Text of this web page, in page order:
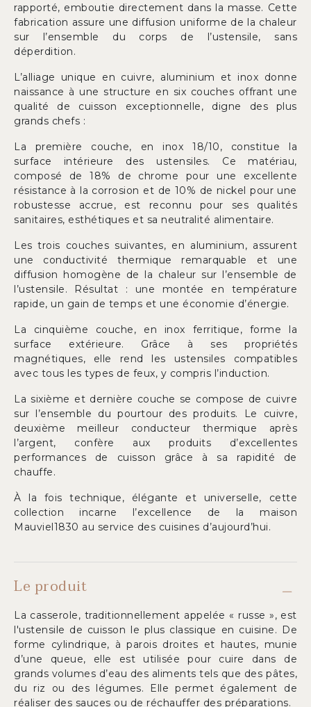
rapporté, emboutie directement dans la masse. Cette
fabrication assure une diffusion uniforme de la chaleur
sur l’ensemble du corps de l’ustensile, sans
déperdition.
L’alliage unique en cuivre, aluminium et inox donne
naissance à une structure en six couches offrant une
qualité de cuisson exceptionnelle, digne des plus
grands chefs :
La première couche, en inox 18/10, constitue la
surface intérieure des ustensiles. Ce matériau,
composé de 18% de chrome pour une excellente
résistance à la corrosion et de 10% de nickel pour une
robustesse accrue, est reconnu pour ses qualités
sanitaires, esthétiques et sa neutralité alimentaire.
Les trois couches suivantes, en aluminium, assurent
une conductivité thermique remarquable et une
diffusion homogène de la chaleur sur l’ensemble de
l’ustensile. Résultat : une montée en température
rapide, un gain de temps et une économie d’énergie.
La cinquième couche, en inox ferritique, forme la
surface extérieure. Grâce à ses propriétés
magnétiques, elle rend les ustensiles compatibles
avec tous les types de feux, y compris l’induction.
La sixième et dernière couche se compose de cuivre
sur l’ensemble du pourtour des produits. Le cuivre,
deuxième meilleur conducteur thermique après
l’argent, confère aux produits d’excellentes
performances de cuisson grâce à sa rapidité de
chauffe.
À la fois technique, élégante et universelle, cette
collection incarne l’excellence de la maison
Mauviel1830 au service des cuisines d’aujourd’hui.
Le produit
La casserole, traditionnellement appelée « russe », est
l'ustensile de cuisson le plus classique en cuisine. De
forme cylindrique, à parois droites et hautes, munie
d’une queue, elle est utilisée pour cuire dans de
grands volumes d’eau des aliments tels que des pâtes,
du riz ou des légumes. Elle permet également de
réaliser des sauces ou de réchauffer des préparations.